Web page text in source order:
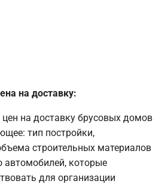
на доставку:
на доставку брусовых домов
тип постройки,
строительных материалов
автомобилей, которые
для организации